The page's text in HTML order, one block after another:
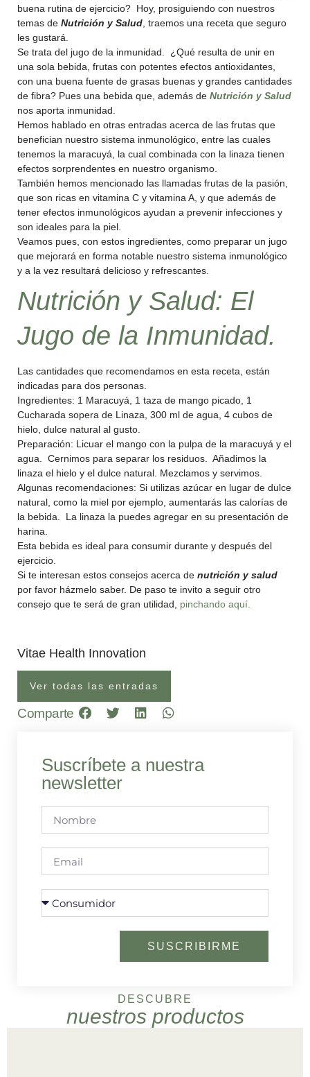
buena rutina de ejercicio? Hoy, prosiguiendo con nuestros
temas de Nutrición y Salud , traemos una receta que seguro
les gustará.
Se trata del jugo de la inmunidad. ¿Qué resulta de unir en
una sola bebida, frutas con potentes efectos antioxidantes,
con una buena fuente de grasas buenas y grandes cantidades
de fibra? Pues una bebida que, además de Nutrición y Salud
nos aporta inmunidad.
Hemos hablado en otras entradas acerca de las frutas que
benefician nuestro sistema inmunológico, entre las cuales
tenemos la maracuyá, la cual combinada con la linaza tienen
efectos sorprendentes en nuestro organismo.
También hemos mencionado las llamadas frutas de la pasión,
que son ricas en vitamina C y vitamina A, y que además de
tener efectos inmunológicos ayudan a prevenir infecciones y
son ideales para la piel.
Veamos pues, con estos ingredientes, como preparar un jugo
que mejorará en forma notable nuestro sistema inmunológico
y a la vez resultará delicioso y refrescantes.
Nutrición y Salud: El
Jugo de la Inmunidad.
Las cantidades que recomendamos en esta receta, están
indicadas para dos personas.
Ingredientes: 1 Maracuyá, 1 taza de mango picado, 1
Cucharada sopera de Linaza, 300 ml de agua, 4 cubos de
hielo, dulce natural al gusto.
Preparación: Licuar el mango con la pulpa de la maracuyá y el
agua. Cernimos para separar los residuos. Añadimos la
linaza el hielo y el dulce natural. Mezclamos y servimos.
Algunas recomendaciones: Si utilizas azúcar en lugar de dulce
natural, como la miel por ejemplo, aumentarás las calorías de
la bebida. La linaza la puedes agregar en su presentación de
harina.
Esta bebida es ideal para consumir durante y después del
ejercicio.
Si te interesan estos consejos acerca de nutrición y salud
por favor házmelo saber. De paso te invito a seguir otro
consejo que te será de gran utilidad, pinchando aquí.
Vitae Health Innovation
Ver todas las entradas
Comparte
Suscríbete a nuestra
newsletter
SUSCRIBIRME
DESCUBRE
nuestros productos